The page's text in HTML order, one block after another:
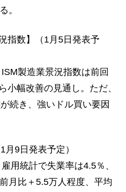
。
指数】（1月5日発表予
製造業景況指数は前回
小幅改善の見通し。ただ、
続き、強いドル買い要因
月9日発表予定）
用統計で失業率は4.5％、
月比＋5.5万人程度、平均